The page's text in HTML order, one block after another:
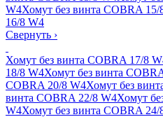
W4Хомут без винта COBRA 15/
16/8 W4
Свернуть ›
Хомут без винта COBRA 17/8
18/8 W4Хомут без винта
COBRA 20/8 W4Хомут без
винта COBRA 22/8 W4Хомут
W4Хомут без винта COBRA 24/